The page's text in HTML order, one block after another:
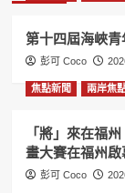
第十四屆海峽
彭可 Coco
焦點新聞 兩岸焦
「將」來在福
畫大賽在福州啟
彭可 Coco